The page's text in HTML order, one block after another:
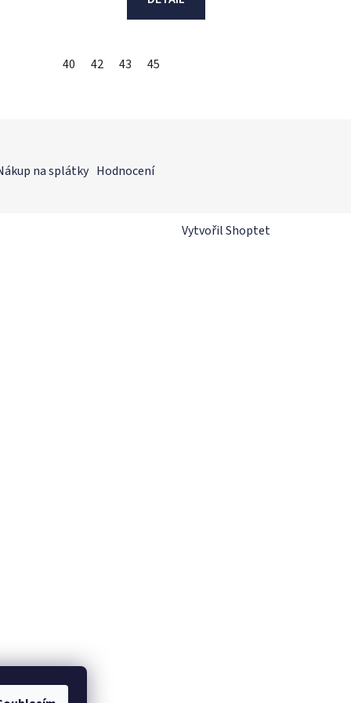
40 42 43 45
na splátky Hodnocení
Vytvořil Shoptet